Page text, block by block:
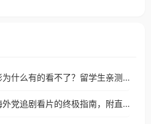
在国外看优酷上的电影为什么有的看不了？留学生亲测有效的回国加速方案
优酷区域限制破解：海外党追剧看片的终极指南，附直播欧冠+1905电影网解决方案